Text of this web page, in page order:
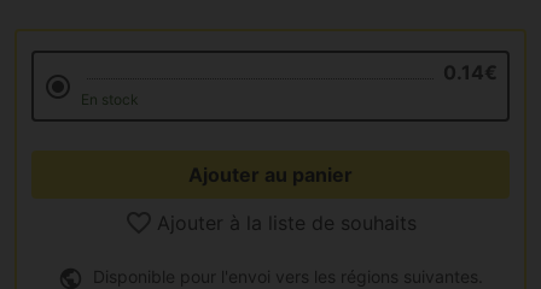
0.14€
En stock
Ajouter au panier
Ajouter à la liste de souhaits
Disponible pour l'envoi vers les régions suivantes.